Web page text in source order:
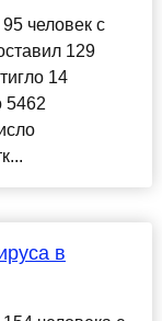
человек с
129
14
5462
в